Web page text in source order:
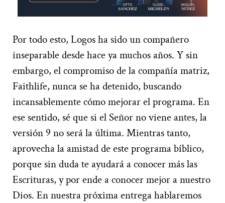
Por todo esto, Logos ha sido un compañero
inseparable desde hace ya muchos años. Y sin
embargo, el compromiso de la compañía matriz,
Faithlife, nunca se ha detenido, buscando
incansablemente cómo mejorar el programa. En
ese sentido, sé que si el Señor no viene antes, la
versión 9 no será la última. Mientras tanto,
aprovecha la amistad de este programa bíblico,
porque sin duda te ayudará a conocer más las
Escrituras, y por ende a conocer mejor a nuestro
Dios. En nuestra próxima entrega hablaremos